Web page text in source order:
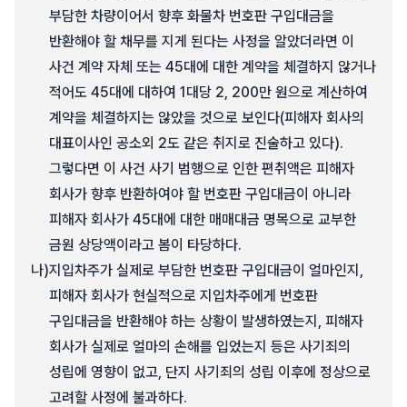
부담한 차량이어서 향후 화물차 번호판 구입대금을
반환해야 할 채무를 지게 된다는 사정을 알았더라면 이
사건 계약 자체 또는 45대에 대한 계약을 체결하지 않거나
적어도 45대에 대하여 1대당 2, 200만 원으로 계산하여
계약을 체결하지는 않았을 것으로 보인다(피해자 회사의
대표이사인 공소외 2도 같은 취지로 진술하고 있다).
그렇다면 이 사건 사기 범행으로 인한 편취액은 피해자
회사가 향후 반환하여야 할 번호판 구입대금이 아니라
피해자 회사가 45대에 대한 매매대금 명목으로 교부한
금원 상당액이라고 봄이 타당하다.
나)지입차주가 실제로 부담한 번호판 구입대금이 얼마인지,
피해자 회사가 현실적으로 지입차주에게 번호판
구입대금을 반환해야 하는 상황이 발생하였는지, 피해자
회사가 실제로 얼마의 손해를 입었는지 등은 사기죄의
성립에 영향이 없고, 단지 사기죄의 성립 이후에 정상으로
고려할 사정에 불과하다.